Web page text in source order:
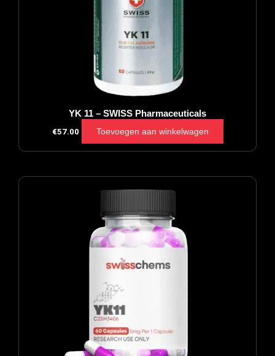
YK 11 – SWISS Pharmaceuticals
€57.00 Toevoegen aan winkelwagen